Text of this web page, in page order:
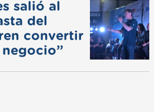
salió al
del
convertir